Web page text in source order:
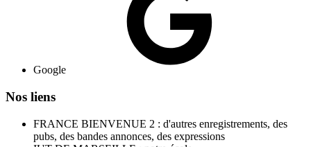
Google
Nos liens
FRANCE BIENVENUE 2 : d'autres enregistrements, des
pubs, des bandes annonces, des expressions